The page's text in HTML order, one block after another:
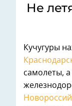
Не
Кучугуры
самолеты,